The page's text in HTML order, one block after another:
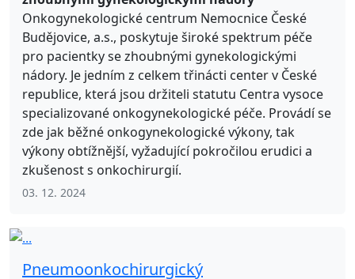
Onkogynekologické centrum Nemocnice České
Budějovice, a.s., poskytuje široké spektrum péče
pro pacientky se zhoubnými gynekologickými
nádory. Je jedním z celkem třinácti center v České
republice, která jsou držiteli statutu Centra vysoce
specializované onkogynekologické péče. Provádí se
zde jak běžné onkogynekologické výkony, tak
výkony obtížnější, vyžadující pokročilou erudici a
zkušenost s onkochirurgií.
03. 12. 2024
Pneumoonkochirurgický